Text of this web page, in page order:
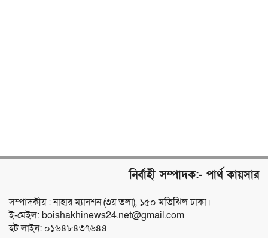
নির্বাহী সম্পাদক:- পার্থ কায়সার
সম্পাদকীয় : নাহার ম্যানশন (৩য় তলা), ১৫০ মতিঝিল ঢাকা।
ই-মেইল: boishakhinews24.net@gmail.com
হট লাইন: ০১৬৪৮৪৩৭৬৪৪